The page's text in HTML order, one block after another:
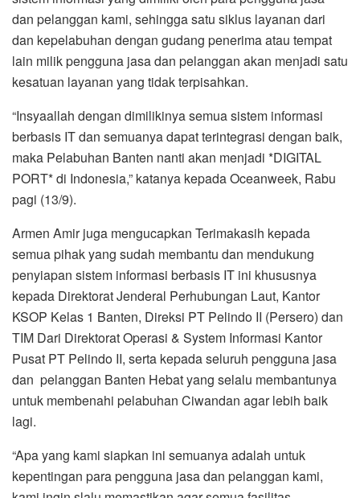
dan pelanggan kami, sehingga satu siklus layanan dari
dan kepelabuhan dengan gudang penerima atau tempat
lain milik pengguna jasa dan pelanggan akan menjadi satu
kesatuan layanan yang tidak terpisahkan.
“Insyaallah dengan dimilikinya semua sistem informasi
berbasis IT dan semuanya dapat terintegrasi dengan baik,
maka Pelabuhan Banten nanti akan menjadi *DIGITAL
PORT* di Indonesia,” katanya kepada Oceanweek, Rabu
pagi (13/9).
Armen Amir juga mengucapkan Terimakasih kepada
semua pihak yang sudah membantu dan mendukung
penyiapan sistem informasi berbasis IT ini khususnya
kepada Direktorat Jenderal Perhubungan Laut, Kantor
KSOP Kelas 1 Banten, Direksi PT Pelindo II (Persero) dan
TIM Dari Direktorat Operasi & System Informasi Kantor
Pusat PT Pelindo II, serta kepada seluruh pengguna jasa
dan pelanggan Banten Hebat yang selalu membantunya
untuk membenahi pelabuhan Ciwandan agar lebih baik
lagi.
“Apa yang kami siapkan ini semuanya adalah untuk
kepentingan para pengguna jasa dan pelanggan kami,